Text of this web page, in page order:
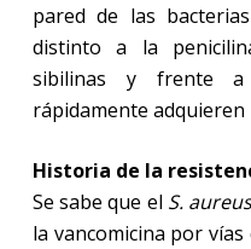
pared de las
distinto a la
sibilinas y frente a
rápidamente
Historia de la
Se sabe que el S.
la vancomicina por